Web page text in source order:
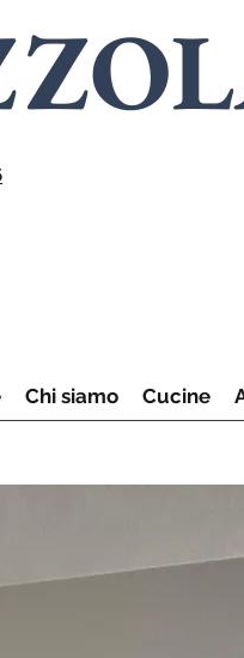
Chi siamo Cucine